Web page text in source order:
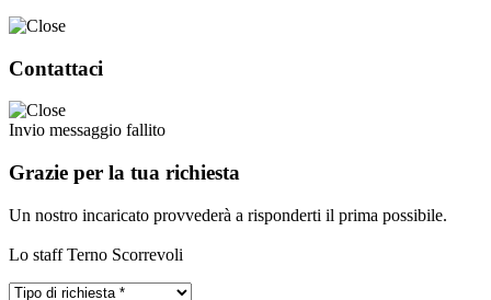
Contattaci
Invio messaggio fallito
Grazie per la tua richiesta
Un nostro incaricato provvederà a risponderti il prima possibile.
Lo staff Terno Scorrevoli